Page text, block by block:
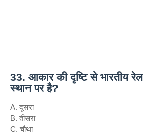
33. आकार की दृष्टि से भारतीय
स्थान पर है?
A. दूसरा
B. तीसरा
C. चौथा